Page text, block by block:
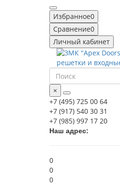
Избранное0
Сравнение0
Личный кабинет
×
+7 (495) 725 00 64
+7 (917) 540 30 31
+7 (985) 997 17 20
Наш адрес:
0
0
0